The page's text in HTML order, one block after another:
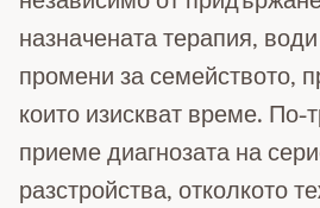
назначената терапия,
промени за семейството,
които изискват време. По-
приеме диагнозата на
разстройства, отколкото